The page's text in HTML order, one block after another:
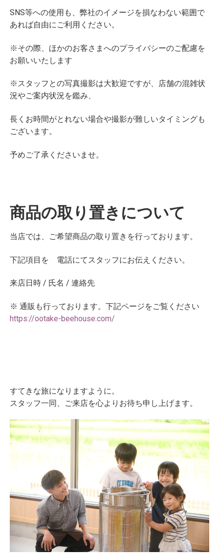
SNS等への使用も、弊社のイメージを損なわない範囲で
あれば自由にご利用ください。
※その際、ほかのお客さまへのプライバシーのご配慮を
お願いいたします
※スタッフとの写真撮影は大歓迎ですが、店舗の混雑状
況やご案内状況を鑑み、
長くお時間がとれない場合や撮影が難しいタイミングも
ございます。
予めご了承くださいませ。
商品の取り置きについて
当店では、ご希望商品の取り置きを行っております。
下記項目を 電話にてスタッフにお伝えください。
来店日時 / 氏名 / 連絡先
※ 通販も行っております。下記ページをご覧ください
https://ootake-beehouse.com/
すてきな旅になりますように。
スタッフ一同、ご来店を心よりお待ち申し上げます。